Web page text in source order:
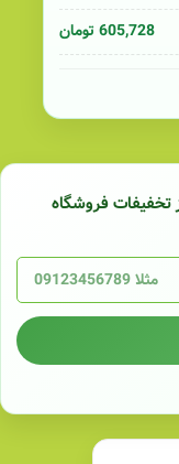
605,728 تومان
فروشگاه